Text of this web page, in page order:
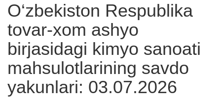
O‘zbekiston Respublika
tovar-xom ashyo
birjasidagi kimyo sanoati
mahsulotlarining savdo
yakunlari: 03.07.2026